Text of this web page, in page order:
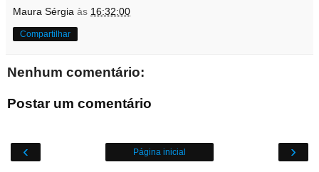
Maura Sérgia às 16:32:00
Compartilhar
Nenhum comentário:
Postar um comentário
‹ ›
Página inicial